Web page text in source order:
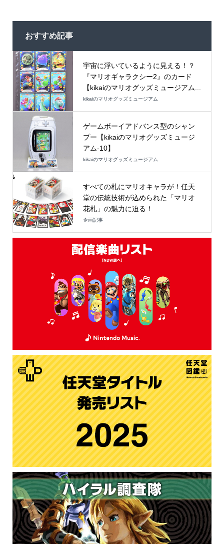
おすすめ記事
宇宙に浮いているように見える！？
『マリオギャラクシー2』のカード
【kikaiのマリオグッズミュージアム...
kikaiのマリオグッズミュージアム
ゲームボーイアドバンス型のシャン
プー【kikaiのマリオグッズミュージ
アム-10】
kikaiのマリオグッズミュージアム
すべての札にマリオキャラが！任天
堂の伝統技術が込められた「マリオ
花札」の魅力に迫る！
企画記事